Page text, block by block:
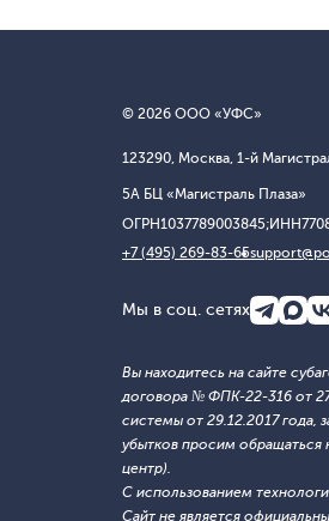
© 2026 ООО «УФС»
123290, Москва, 1-й
5А БЦ «Магистраль Плаза»
ОГРН1037789003845;ИНН
+7 (495) 269-83-65
Мы в соц. сетях
Вы находитесь на сайте
договора № ФПК-22-316 от
системы от 29.12.2017
убытков просим обращаться
центр).
С использованием
Сайт не является